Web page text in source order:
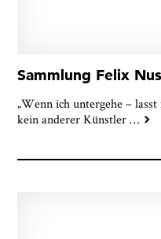
Sammlung Felix
„Wenn ich untergehe –
kein anderer Künstler…